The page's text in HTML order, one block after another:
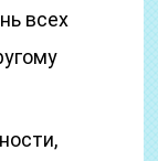
всех